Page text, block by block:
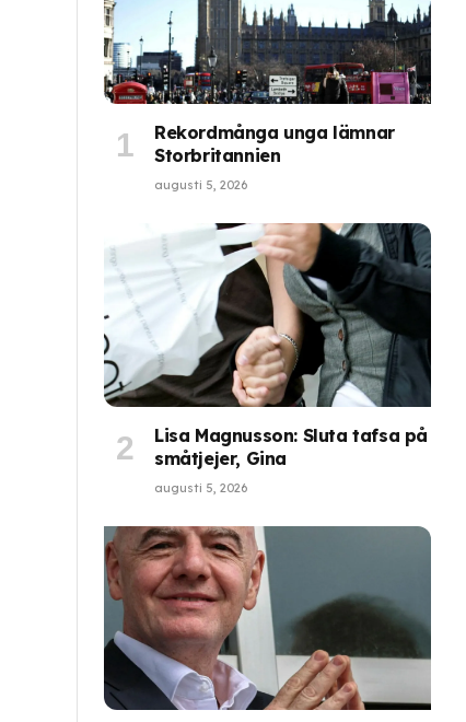
Rekordmånga unga lämnar
Storbritannien
augusti 5, 2026
Lisa Magnusson: Sluta tafsa på
småtjejer, Gina
augusti 5, 2026